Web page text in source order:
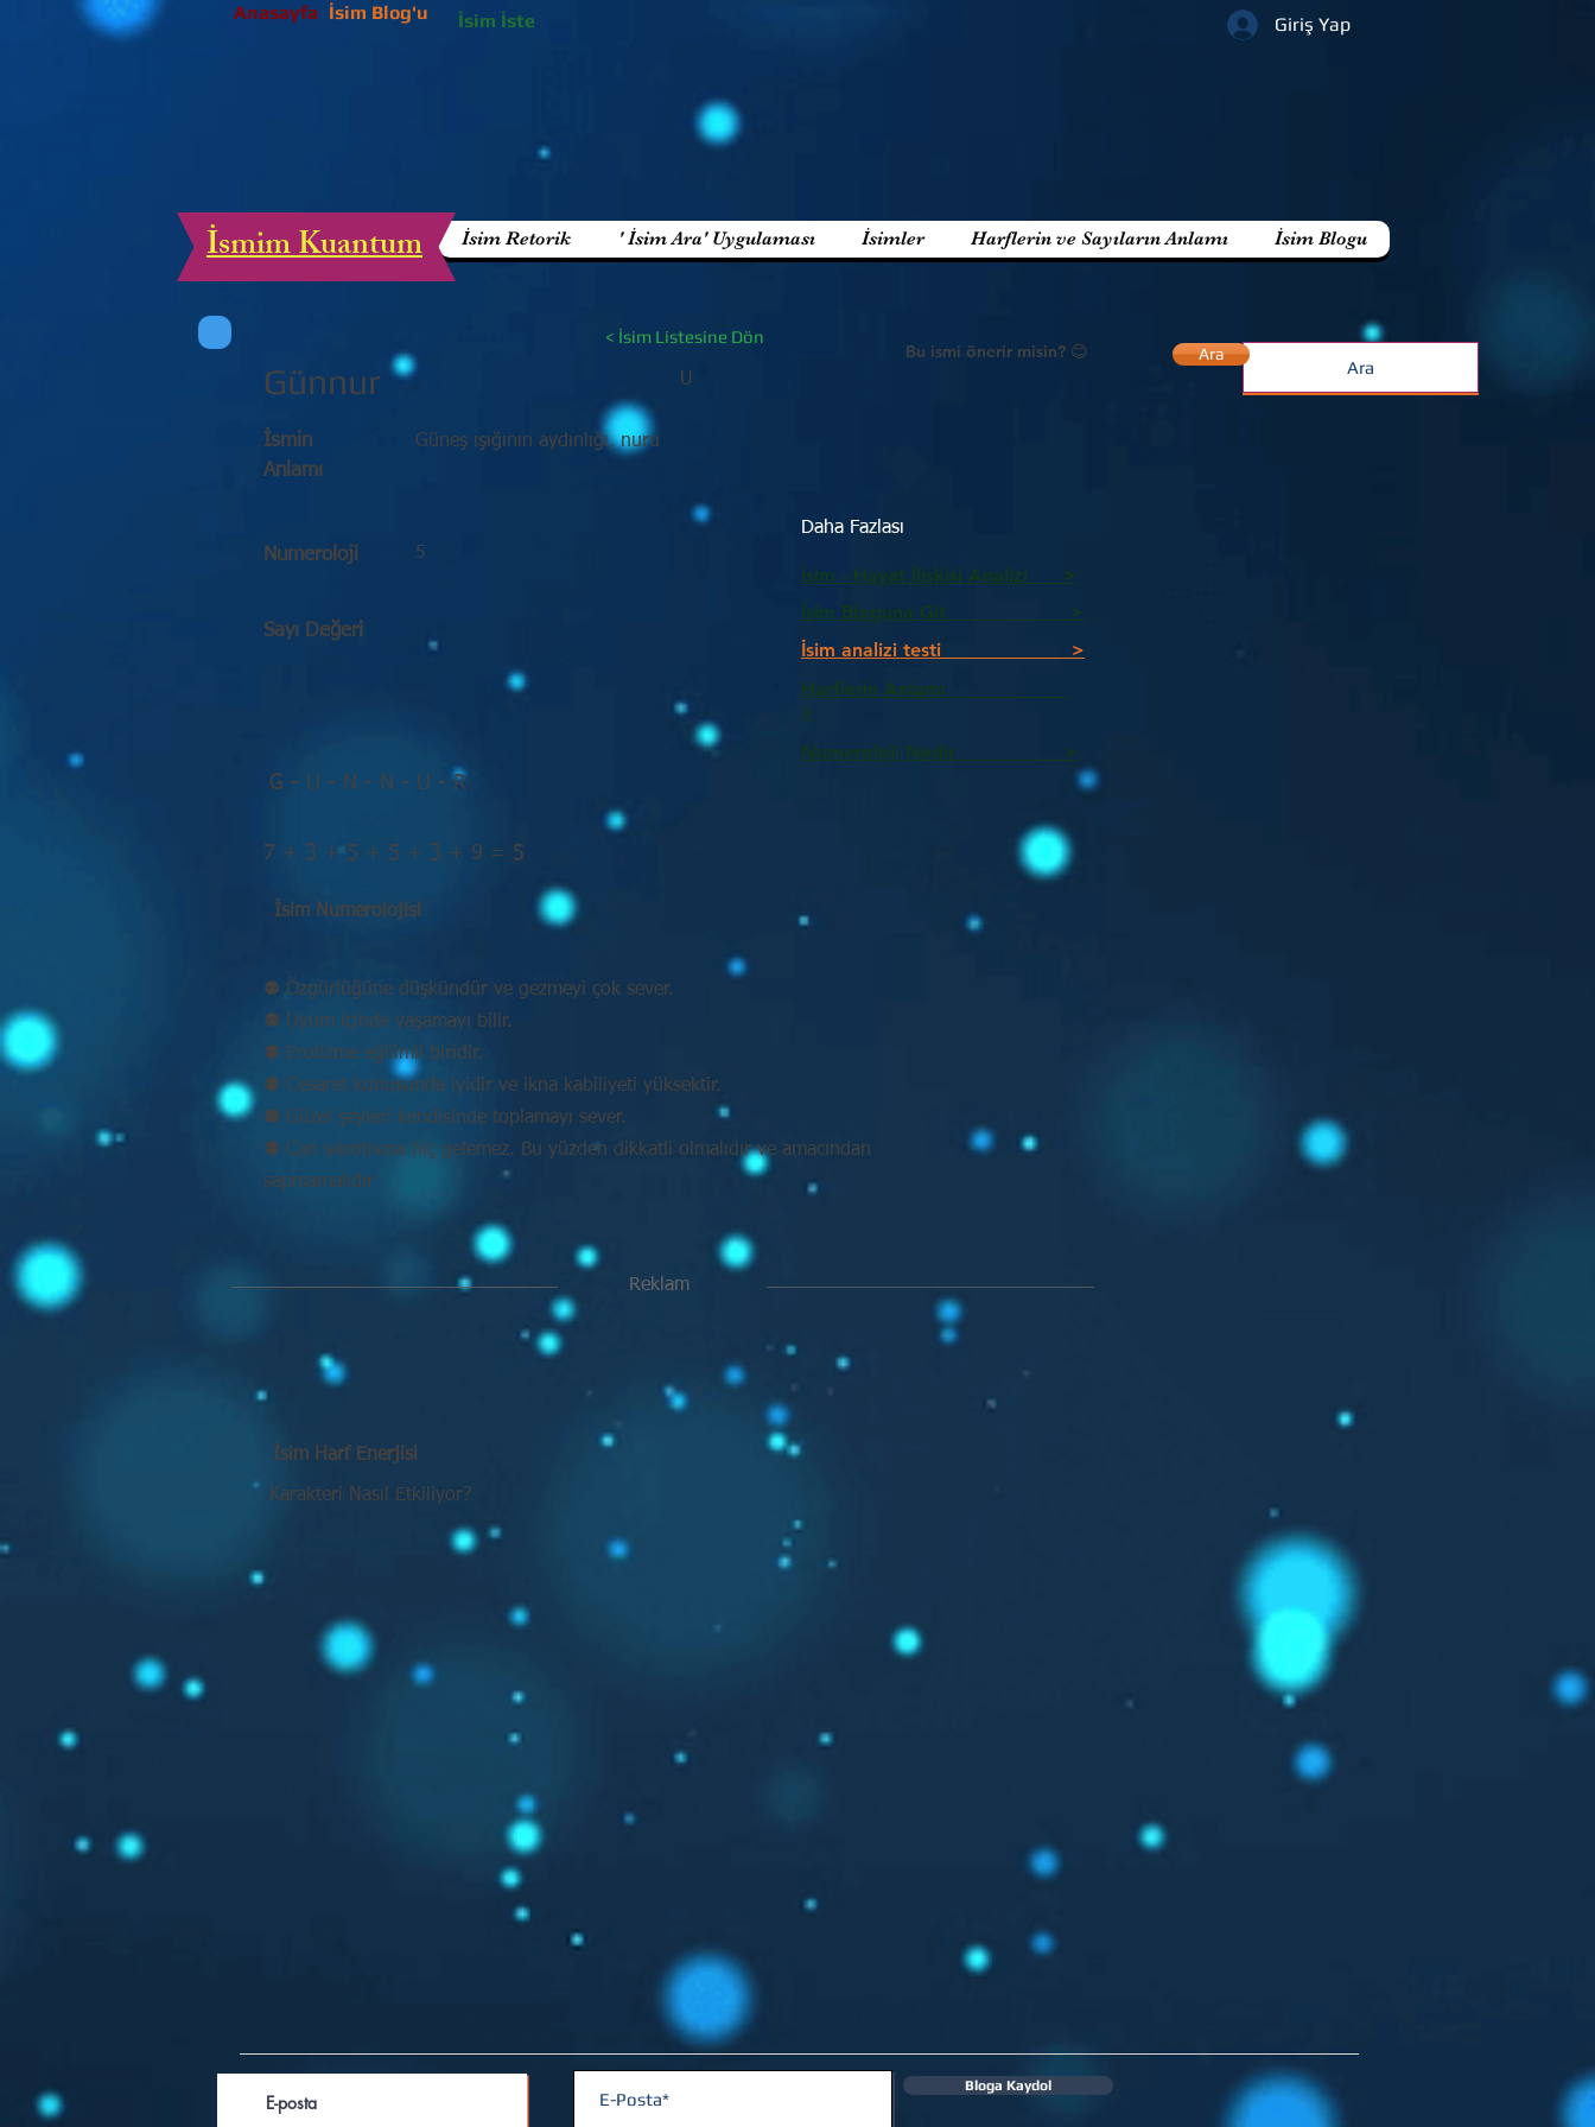
Anasayfa
Giriş Yap
İsim Blog'u İsim İste
İsim Retorik ' İsim Ara' Uygulaması İsimler Harflerin ve Sayıların Anlamı İsim Blogu
İsmim Kuantum
< İsim Listesine Dön
Günnur U
Bu ismi önerir misin? 😊
İsmin
Anlamı
Güneş ışığının aydınlığı, nuru
Numeroloji 5
Sayı Değeri
G - U - N - N - U - R
Daha Fazlası
İsim - Hayat İlişkisi Analizi >
İsim Bloguna Git >
İsim analizi testi >
Harflerin Anlamı
>
Numeroloji Nedir_________ >
7 + 3 + 5 + 5 + 3 + 9 = 5
İsim Numerolojisi
⚉ Özgürlüğüne düşkündür ve gezmeyi çok sever.
⚉ Uyum içinde yaşamayı bilir.
⚉ Erotizme eğilimli biridir.
⚉ Cesaret konusunda iyidir ve ikna kabiliyeti yüksektir.
⚉ Güzel şeyleri kendisinde toplamayı sever.
⚉ Can sıkıntısına hiç gelemez. Bu yüzden dikkatli olmalıdır ve amacından
sapmamalıdır
Reklam
İsim Harf Enerjisi
Karakteri Nasıl Etkiliyor?
Ara
Bloga Kaydol